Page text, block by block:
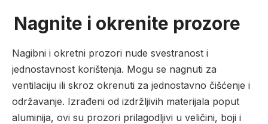
Nagnite i okrenite prozore
Nagibni i okretni prozori nude svestranost i
jednostavnost korištenja. Mogu se nagnuti za
ventilaciju ili skroz okrenuti za jednostavno čišćenje i
održavanje. Izrađeni od izdržljivih materijala poput
aluminija, ovi su prozori prilagodljivi u veličini, boji i